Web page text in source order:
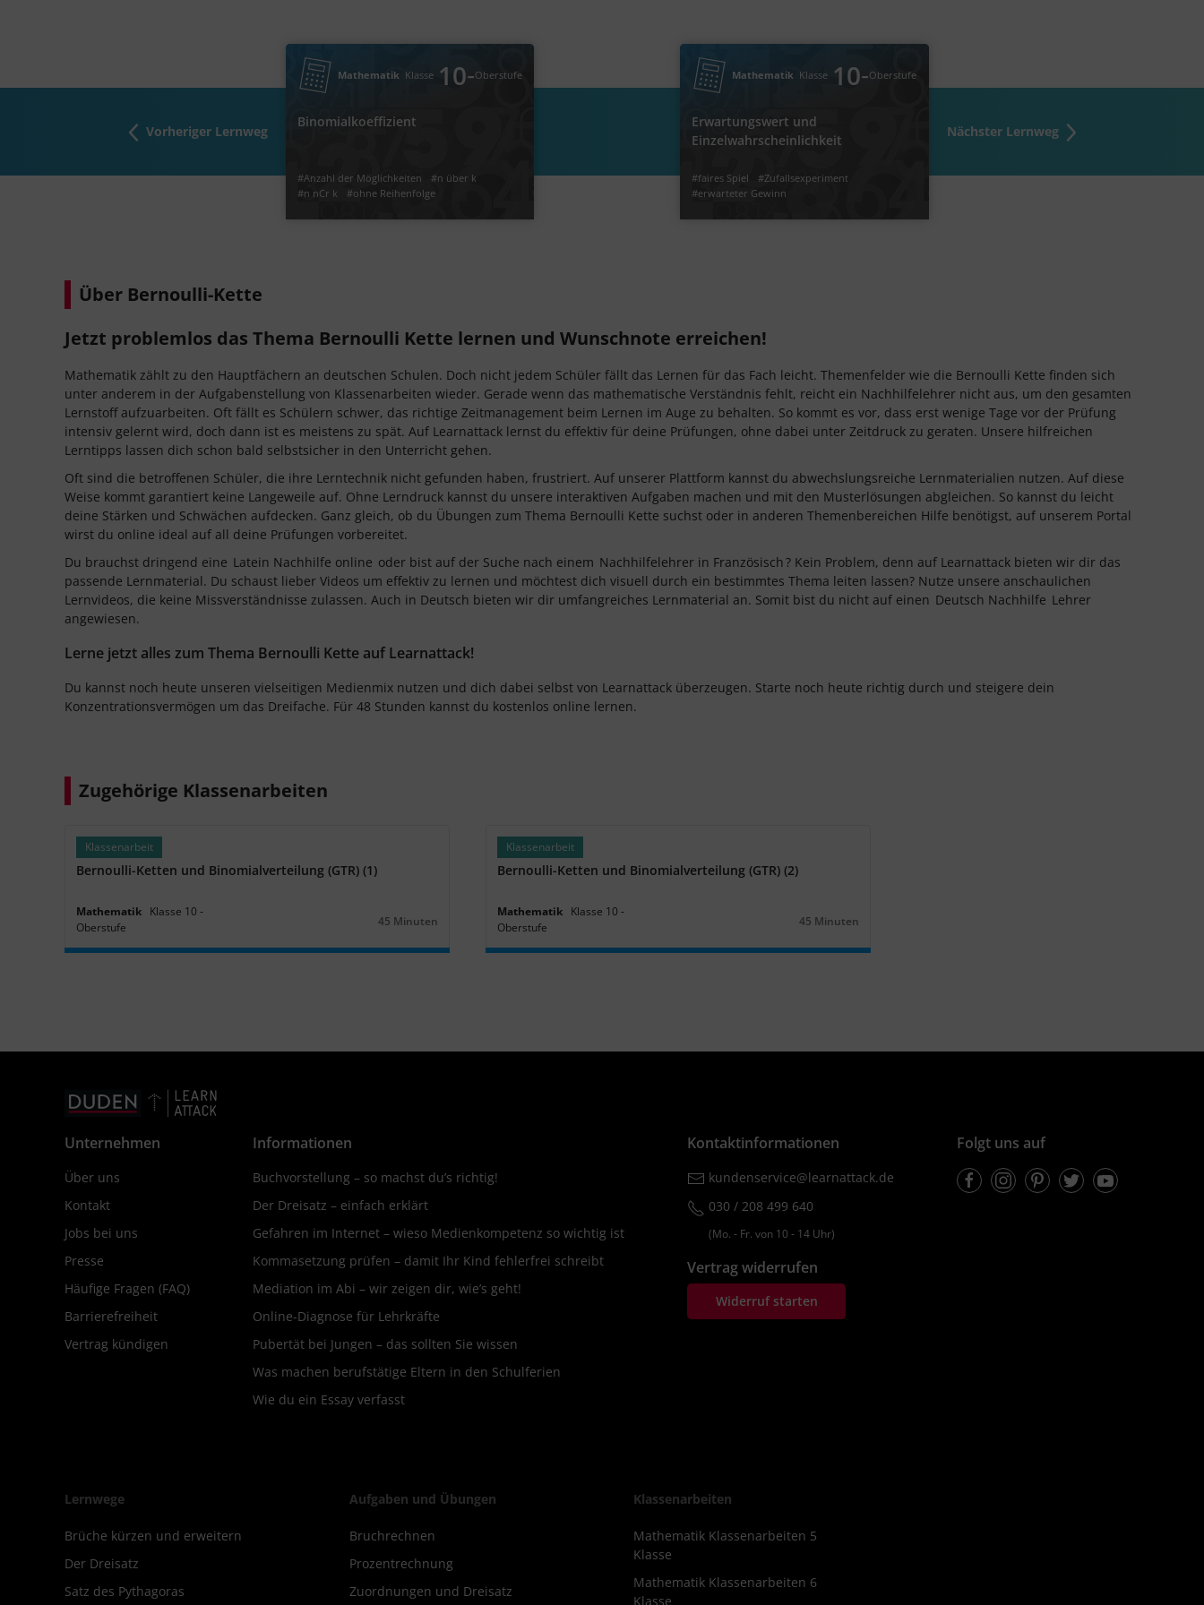
Vorheriger Lernweg
Mathematik Klasse 10‐Oberstufe
Binomialkoeffizient
#Anzahl der Möglichkeiten
#n über k
#n nCr k
#ohne Reihenfolge
#n über k
#n nCr k
Nächster Lernweg
Mathematik Klasse 10‐Oberstufe
Erwartungswert und
Einzelwahrscheinlichkeit
#faires Spiel
#Zufallsexperiment
#erwarteter Gewinn
Erwartungswert und Einzelwahrscheinlichkeit
#faires Spiel
#Zufallsexperiment
#erwarteter Gewinn
Über Bernoulli-Kette
Jetzt problemlos das Thema Bernoulli Kette lernen und Wunschnote erreichen!
Mathematik zählt zu den Hauptfächern an deutschen Schulen. Doch nicht jedem Schüler fällt das Lernen für das Fach leicht. Themenfelder wie die Bernoulli Kette finden sich
unter anderem in der Aufgabenstellung von Klassenarbeiten wieder. Gerade wenn das mathematische Verständnis fehlt, reicht ein Nachhilfelehrer nicht aus, um den gesamten
Lernstoff aufzuarbeiten. Oft fällt es Schülern schwer, das richtige Zeitmanagement beim Lernen im Auge zu behalten. So kommt es vor, dass erst wenige Tage vor der Prüfung
intensiv gelernt wird, doch dann ist es meistens zu spät. Auf Learnattack lernst du effektiv für deine Prüfungen, ohne dabei unter Zeitdruck zu geraten. Unsere hilfreichen
Lerntipps lassen dich schon bald selbstsicher in den Unterricht gehen.
Oft sind die betroffenen Schüler, die ihre Lerntechnik nicht gefunden haben, frustriert. Auf unserer Plattform kannst du abwechslungsreiche Lernmaterialien nutzen. Auf diese
Weise kommt garantiert keine Langeweile auf. Ohne Lerndruck kannst du unsere interaktiven Aufgaben machen und mit den Musterlösungen abgleichen. So kannst du leicht
deine Stärken und Schwächen aufdecken. Ganz gleich, ob du Übungen zum Thema Bernoulli Kette suchst oder in anderen Themenbereichen Hilfe benötigst, auf unserem Portal
wirst du online ideal auf all deine Prüfungen vorbereitet.
Du brauchst dringend eine Latein Nachhilfe online oder bist auf der Suche nach einem Nachhilfelehrer in Französisch? Kein Problem, denn auf Learnattack bieten wir dir das
passende Lernmaterial. Du schaust lieber Videos um effektiv zu lernen und möchtest dich visuell durch ein bestimmtes Thema leiten lassen? Nutze unsere anschaulichen
Lernvideos, die keine Missverständnisse zulassen. Auch in Deutsch bieten wir dir umfangreiches Lernmaterial an. Somit bist du nicht auf einen Deutsch Nachhilfe Lehrer
angewiesen.
Lerne jetzt alles zum Thema Bernoulli Kette auf Learnattack!
Du kannst noch heute unseren vielseitigen Medienmix nutzen und dich dabei selbst von Learnattack überzeugen. Starte noch heute richtig durch und steigere dein
Konzentrationsvermögen um das Dreifache. Für 48 Stunden kannst du kostenlos online lernen.
Zugehörige Klassenarbeiten
Klassenarbeit
Bernoulli-Ketten und Binomialverteilung (GTR) (1)
Mathematik Klasse 10 ‐
Oberstufe
Dauer:
45 Minuten
Klassenarbeit
Bernoulli-Ketten und Binomialverteilung (GTR) (2)
Mathematik Klasse 10 ‐
Oberstufe
Dauer:
45 Minuten
Unternehmen
Über uns
Kontakt
Jobs bei uns
Presse
Häufige Fragen (FAQ)
Barrierefreiheit
Vertrag kündigen
Informationen
Buchvorstellung – so machst du’s richtig!
Der Dreisatz – einfach erklärt
Gefahren im Internet – wieso Medienkompetenz so wichtig ist
Kommasetzung prüfen – damit Ihr Kind fehlerfrei schreibt
Mediation im Abi – wir zeigen dir, wie’s geht!
Online-Diagnose für Lehrkräfte
Pubertät bei Jungen – das sollten Sie wissen
Was machen berufstätige Eltern in den Schulferien
Wie du ein Essay verfasst
Kontaktinformationen
kundenservice@learnattack.de
030 / 208 499 640
(Mo. ‐ Fr. von 10 ‐ 14 Uhr)
Vertrag widerrufen
Widerruf starten
Folgt uns auf
FacebookInstagramPinterestTwitterYoutube
Lernwege
Brüche kürzen und erweitern
Der Dreisatz
Satz des Pythagoras
Aufgaben und Übungen
Bruchrechnen
Prozentrechnung
Zuordnungen und Dreisatz
Klassenarbeiten
Mathematik Klassenarbeiten 5
Klasse
Mathematik Klassenarbeiten 6
Klasse